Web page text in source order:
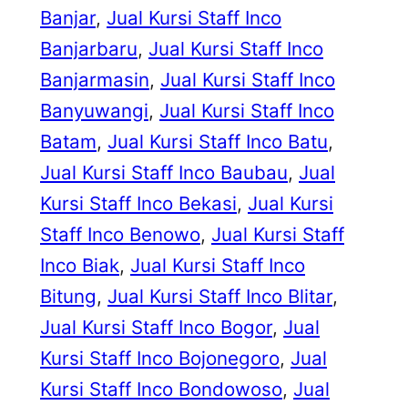
Banjar, Jual Kursi Staff Inco
Banjarbaru, Jual Kursi Staff Inco
Banjarmasin, Jual Kursi Staff Inco
Banyuwangi, Jual Kursi Staff Inco
Batam, Jual Kursi Staff Inco Batu
Jual Kursi Staff Inco Baubau, Jual
Kursi Staff Inco Bekasi, Jual Kursi
Staff Inco Benowo, Jual Kursi Staff
Inco Biak, Jual Kursi Staff Inco
Bitung, Jual Kursi Staff Inco Blitar
Jual Kursi Staff Inco Bogor, Jual
Kursi Staff Inco Bojonegoro, Jual
Kursi Staff Inco Bondowoso, Jual